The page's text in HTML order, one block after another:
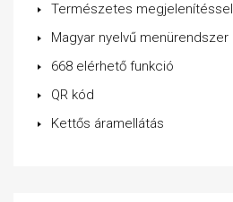
Természetes megjelenítéssel
Magyar nyelvű menürendszer
668 elérhető funkció
QR kód
Kettős áramellátás